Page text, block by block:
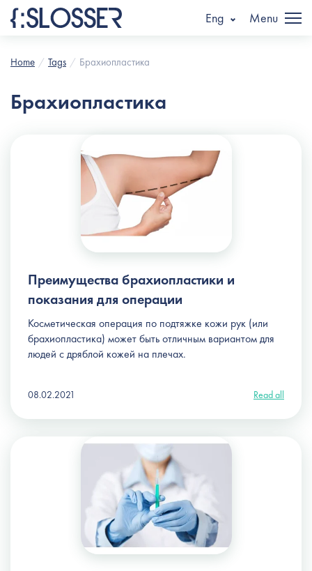
Eng Menu
Home Tags Брахиопластика
Брахиопластика
Преимущества брахиопластики и
показания для операции
Косметическая операция по подтяжке кожи рук (или
брахиопластика) может быть отличным вариантом для
людей с дряблой кожей на плечах.
08.02.2021 Read all